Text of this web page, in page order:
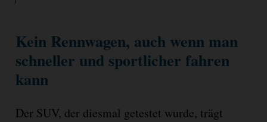
Kein Rennwagen, auch wenn man
schneller und sportlicher fahren
kann
Der SUV, der diesmal getestet wurde, trägt